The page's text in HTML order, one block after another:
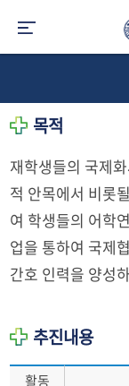
목적
재학생들의 국제
적 안목에서 비롯
여 학생들의 어학
업을 통하여 국제
간호 인력을 양성
추진내용
활동